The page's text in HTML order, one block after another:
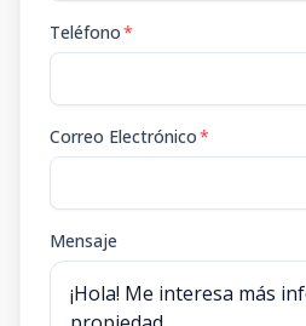
Teléfono*
Correo Electrónico*
Mensaje